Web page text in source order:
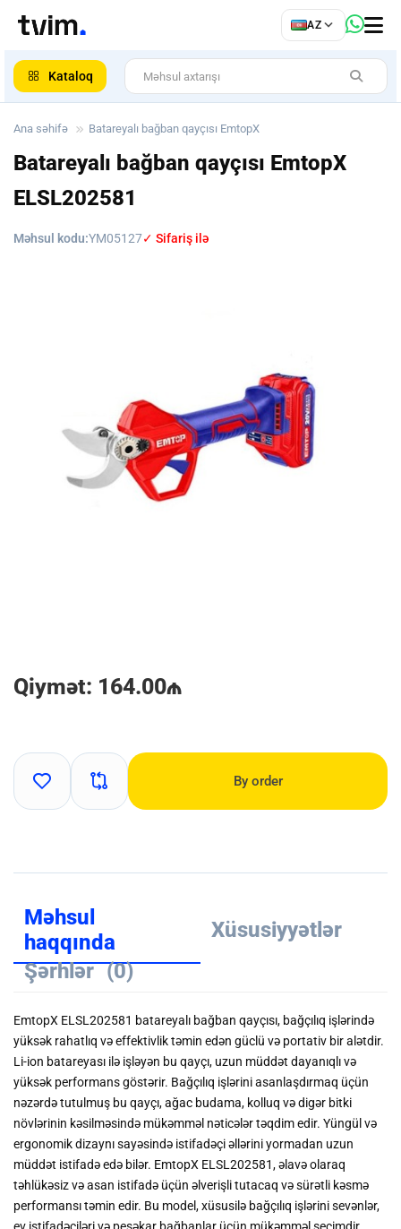
AZ
Kataloq
Ana səhifə Batareyalı bağban qayçısı EmtopX
Batareyalı bağban qayçısı EmtopX
ELSL202581
Məhsul kodu:YM05127✓ Sifariş ilə
Qiymət: 164.00₼
By order
Məhsul
haqqında
Xüsusiyyətlər
Şərhlər (0)
EmtopX ELSL202581 batareyalı bağban qayçısı, bağçılıq işlərində
yüksək rahatlıq və effektivlik təmin edən güclü və portativ bir alətdir.
Li-ion batareyası ilə işləyən bu qayçı, uzun müddət dayanıqlı və
yüksək performans göstərir. Bağçılıq işlərini asanlaşdırmaq üçün
nəzərdə tutulmuş bu qayçı, ağac budama, kolluq və digər bitki
növlərinin kəsilməsində mükəmməl nəticələr təqdim edir. Yüngül və
ergonomik dizaynı sayəsində istifadəçi əllərini yormadan uzun
müddət istifadə edə bilər. EmtopX ELSL202581, əlavə olaraq
təhlükəsiz və asan istifadə üçün əlverişli tutacaq və sürətli kəsmə
performansı təmin edir. Bu model, xüsusilə bağçılıq işlərini sevənlər,